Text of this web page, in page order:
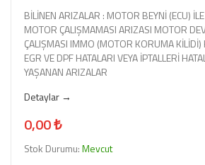
BİLİNEN ARIZALAR : MOTOR BEYNİ (ECU)
MOTOR ÇALIŞMAMASI ARIZASI MOTOR
ÇALIŞMASI IMMO (MOTOR KORUMA KİLİDİ)
EGR VE DPF HATALARI VEYA İPTALLERİ
YAŞANAN ARIZALAR
Detaylar →
0,00 ₺
Stok Durumu:Mevcut